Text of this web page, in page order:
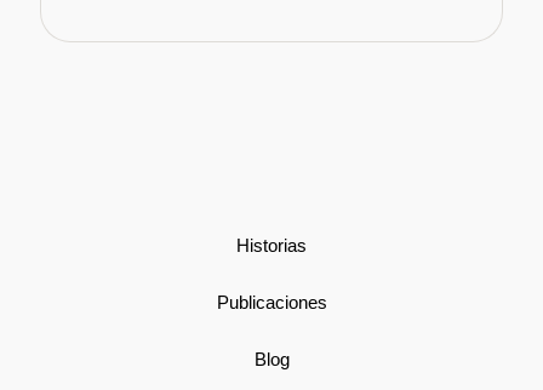
Historias
Publicaciones
Blog